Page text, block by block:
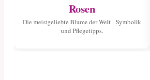
Rosen
Die meistgeliebte Blume der Welt - Symbolik
und Pflegetipps.